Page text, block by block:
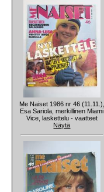
Me Naiset 1986 nr 46 (11.11.),
Esa Sariola, merkillinen Miami
Vice, laskettelu - vaatteet
Näytä